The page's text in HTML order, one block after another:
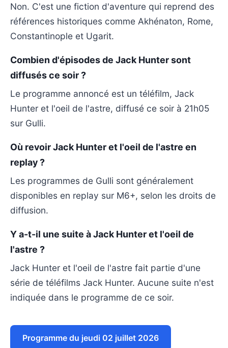
Non. C'est une fiction d'aventure qui reprend des
références historiques comme Akhénaton, Rome,
Constantinople et Ugarit.
Combien d'épisodes de Jack Hunter sont
diffusés ce soir ?
Le programme annoncé est un téléfilm, Jack
Hunter et l'oeil de l'astre, diffusé ce soir à 21h05
sur Gulli.
Où revoir Jack Hunter et l'oeil de l'astre en
replay ?
Les programmes de Gulli sont généralement
disponibles en replay sur M6+, selon les droits de
diffusion.
Y a-t-il une suite à Jack Hunter et l'oeil de
l'astre ?
Jack Hunter et l'oeil de l'astre fait partie d'une
série de téléfilms Jack Hunter. Aucune suite n'est
indiquée dans le programme de ce soir.
Programme du jeudi 02 juillet 2026